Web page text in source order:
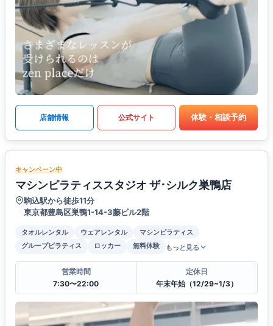
店舗情報 公式サイト 体験・相談予約
キャンペーン中
マシンピラティススタジオ ザ･シルク巣鴨店
駒込駅から徒歩11分
東京都豊島区巣鴨1-14-3藤ビル2階
タオルレンタル ウェアレンタル
マシンピラティス
グループピラティス
ロッカー 無料体験 もっと見る
営業時間
7:30〜22:00
定休日
年末年始（12/29~1/3）